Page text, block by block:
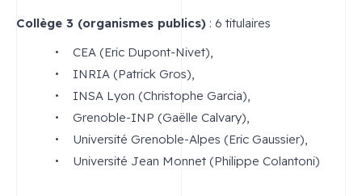
Collège 3 (organismes publics) : 6 titulaires
CEA (Eric Dupont-Nivet),
INRIA (Patrick Gros),
INSA Lyon (Christophe Garcia),
Grenoble-INP (Gaëlle Calvary),
Université Grenoble-Alpes (Eric Gaussier),
Université Jean Monnet (Philippe Colantoni)